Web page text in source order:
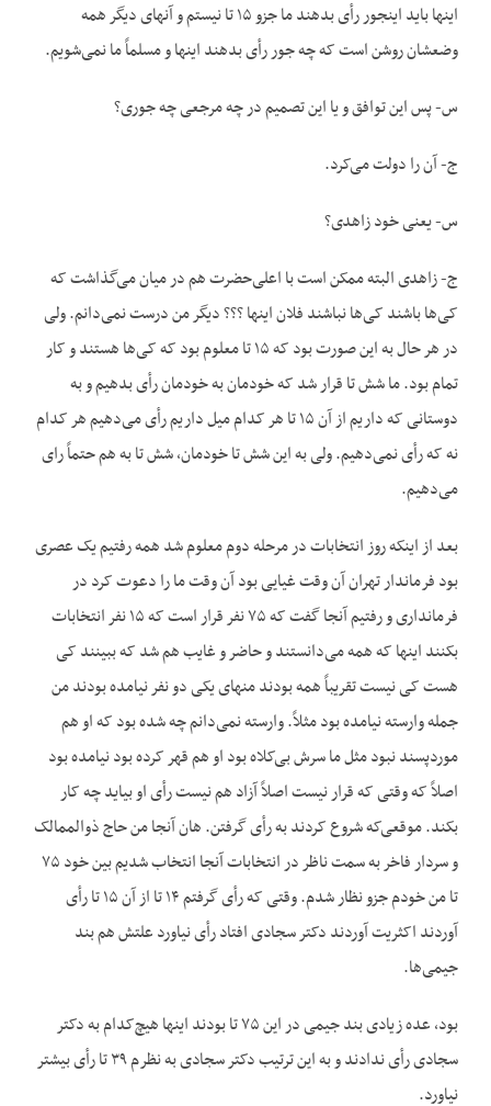
اینها باید اینجور رأی بدهند ما جزو ۱۵ تا نیستم و آنهای دیگر همه
وضعشان روشن است که چه جور رأی بدهند اینها و مسلماً ما نمی‌شویم.
س- پس این توافق و یا این تصمیم در چه مرجعی چه جوری؟
ج- آن را دولت می‌کرد.
س- یعنی خود زاهدی؟
ج- زاهدی البته ممکن است با اعلی‌حضرت هم در میان می‌گذاشت که
کی‌ها باشند کی‌ها نباشند فلان اینها ؟؟؟ دیگر من درست نمی‌دانم. ولی
در هر حال به این صورت بود که ۱۵ تا معلوم بود که کی‌ها هستند و کار
تمام بود. ما شش تا قرار شد که خودمان به خودمان رأی بدهیم و به
دوستانی که داریم از آن ۱۵ تا هر کدام میل داریم رأی می‌دهیم هر کدام
نه که رأی نمی‌دهیم. ولی به این شش تا خودمان، شش تا به هم حتماً رای
می‌دهیم.
بعد از اینکه روز انتخابات در مرحله دوم معلوم شد همه رفتیم یک عصری
بود فرماندار تهران آن وقت غیایی بود آن وقت ما را دعوت کرد در
فرمانداری و رفتیم آنجا گفت که ۷۵ نفر قرار است که ۱۵ نفر انتخابات
بکنند اینها که همه می‌دانستند و حاضر و غایب هم شد که ببینند کی
هست کی نیست تقریباً همه بودند منهای یکی دو نفر نیامده بودند من
جمله وارسته نیامده بود مثلاً. وارسته نمی‌دانم چه شده بود که او هم
موردپسند نبود مثل ما سرش بی‌کلاه بود او هم قهر کرده بود نیامده بود
اصلاً که وقتی که قرار نیست اصلاً آزاد هم نیست رأی او بیاید چه کار
بکند. موقعی‌که شروع کردند به رأی گرفتن. هان آنجا من حاج ذوالممالک
و سردار فاخر به سمت ناظر در انتخابات آنجا انتخاب شدیم بین خود ۷۵
تا من خودم جزو نظار شدم. وقتی که رأی گرفتم ۱۴ تا از آن ۱۵ تا رأی
آوردند اکثریت آوردند دکتر سجادی افتاد رأی نیاورد علتش هم بند
جیمی‌ها.
بود، عده زیادی بند جیمی در این ۷۵ تا بودند اینها هیچ‌کدام به دکتر
سجادی رأی ندادند و به این ترتیب دکتر سجادی به نظرم ۳۹ تا رأی بیشتر
نیاورد.